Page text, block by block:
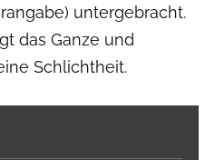
untergebracht.
das Ganze und
Schlichtheit.